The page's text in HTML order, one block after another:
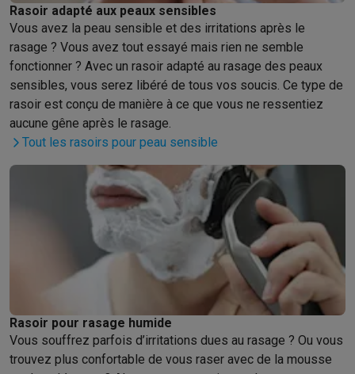
Couture Machines à coudre Accessoires
Climatisation Climatiseurs mobilesAircoolers Ventilateurs
Traitement de l'airPurificateurs d'airHumidificateurs
ChaufferChauffage électriqueCouvertures chauffantes
Lavage & séchageMachines à laverSèche-lingeSets machine
AnimauxDistributeur de croquettes automatiqueLitière
Beauté & santé
Soins des cheveuxSèche-cheveuxLisseurs
Hygiène dentaireBrosses à dents électriquesBrossettes
Rasoirs électriques Tondeuses barbe Tondeuses
Épilateurs à lumière pulsée ÉpilateursRasoirs
Soin du visage Masques LED Miroirs
Manucure &
Massage pieds Sièges de massageMassage cou &
Pèse-personne TensiomètresÉlectrostimulation
Chauffe-biberonsAérosols
TV, audio & photo
TV & projecteursTVTV avec barre de son
Périphériques TVBarres de sonHome-cinemaAmplificateurs
Casques & ÉcouteursCasquesCasques BluetoothÉcouteurs
Rasoir adapté aux peaux sensibles
Vous avez la peau sensible et des irritations après le
rasage ? Vous avez tout essayé mais rien ne semble
fonctionner ? Avec un rasoir adapté au rasage des peaux
sensibles, vous serez libéré de tous vos soucis. Ce type de
rasoir est conçu de manière à ce que vous ne ressentiez
aucune gêne après le rasage.
Tout les rasoirs pour peau sensible
Rasoir pour rasage humide
Vous souffrez parfois d’irritations dues au rasage ? Ou vous
trouvez plus confortable de vous raser avec de la mousse